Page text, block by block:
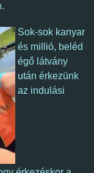
Sok-sok kanyar
és millió, beléd
égő látvány
után érkezünk
az indulási